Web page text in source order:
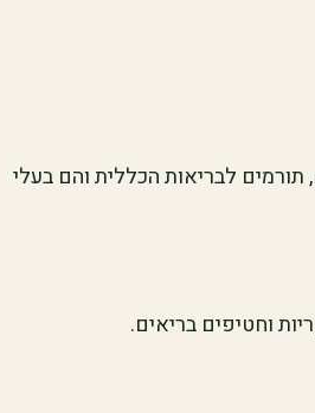
תורמים לבריאות הכללית והם בעלי
וחטיפים בריאים.